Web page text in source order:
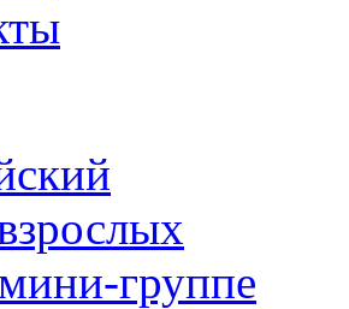
группе